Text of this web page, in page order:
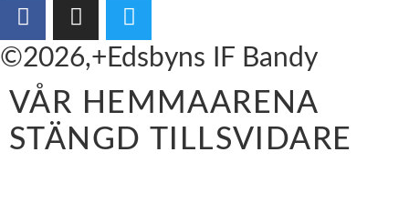
©2026,+Edsbyns IF Bandy
VÅR HEMMAARENA
STÄNGD TILLSVIDARE